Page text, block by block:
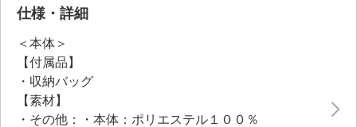
できる使いやすい仕様です。収納バッグは、傘を閉じ
きちんとたたむ余裕のない時に重宝します。収納バッ
グのスナップを止めればスリムに収納できます。Ａ４
サイズ収納可能で、ちょっとしたエコバッグとしても
お使いいただけます。
仕様・詳細
＜本体＞
【付属品】
・収納バッグ
【素材】
・その他：・本体：ポリエステル１００％